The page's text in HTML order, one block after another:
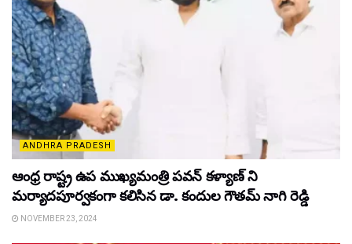
ANDHRA PRADESH
ఆంధ్ర రాష్ట్ర ఉప ముఖ్యమంత్రి పవన్ కళ్యాణ్ ని
మర్యాదపూర్వకంగా కలిసిన డా. కందుల గౌతమ్ నాగి రెడ్డి
NOVEMBER 23, 2024